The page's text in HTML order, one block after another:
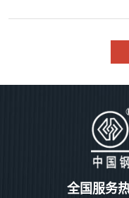
全国服务